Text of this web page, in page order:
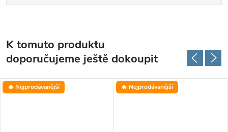
K tomuto produktu
doporučujeme ještě dokoupit
🔥 Nejprodávanější 🔥 Nejprodávanější